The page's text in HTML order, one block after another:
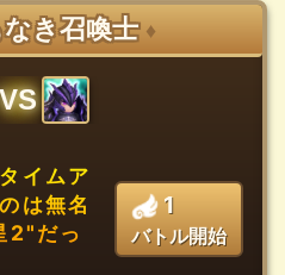
き召喚士 ♦
VS
イムア
は無名
2"だっ
1
バトル開始